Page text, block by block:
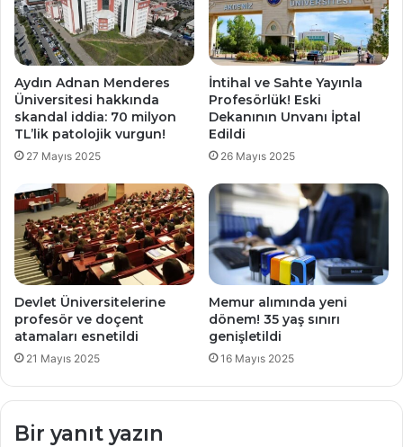
(
YÖK) Başkanı Erol Özvar'dan yüz yüze eğitim
tamamlandı
Aydın Adnan Menderes
Üniversitesi hakkında
skandal iddia: 70 milyon
TL’lik patolojik vurgun!
27 Mayıs 2025
İntihal ve Sahte Yayınla
Profesörlük! Eski
Dekanının Unvanı İptal
Edildi
26 Mayıs 2025
Devlet Üniversitelerine
profesör ve doçent
atamaları esnetildi
21 Mayıs 2025
Memur alımında yeni
dönem! 35 yaş sınırı
genişletildi
16 Mayıs 2025
Bir yanıt yazın